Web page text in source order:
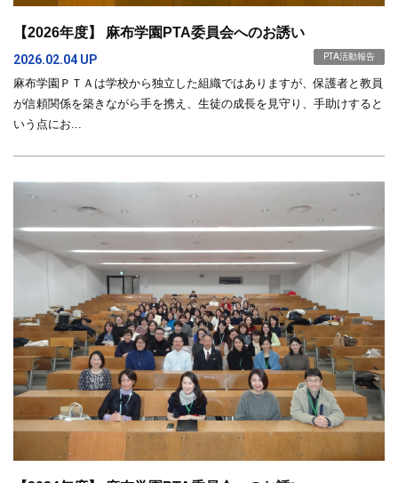
【2026年度】 麻布学園PTA委員会へのお誘い
2026.02.04 UP PTA活動報告
麻布学園ＰＴＡは学校から独立した組織ではありますが、保護者と教員
が信頼関係を築きながら手を携え、生徒の成長を見守り、手助けすると
いう点にお...